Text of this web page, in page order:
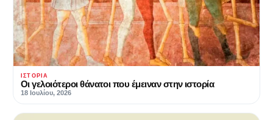
ΙΣΤΟΡΊΑ
Οι γελοιότεροι θάνατοι που έμειναν στην ιστορία
18 Ιουλίου, 2026